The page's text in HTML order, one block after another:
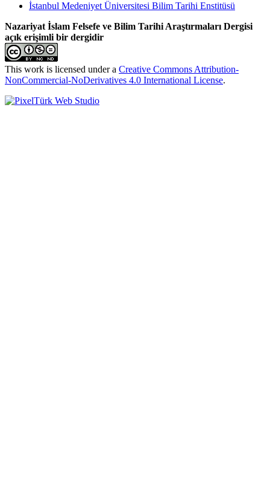
İstanbul Medeniyet Üniversitesi Bilim Tarihi Enstitüsü
Nazariyat İslam Felsefe ve Bilim Tarihi Araştırmaları Dergisi
açık erişimli bir dergidir
This work is licensed under a Creative Commons Attribution-
NonCommercial-NoDerivatives 4.0 International License.